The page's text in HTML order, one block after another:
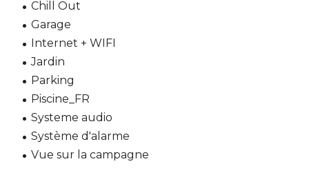
Chill Out
Garage
Internet + WIFI
Jardin
Parking
Piscine_FR
Systeme audio
Système d'alarme
Vue sur la campagne